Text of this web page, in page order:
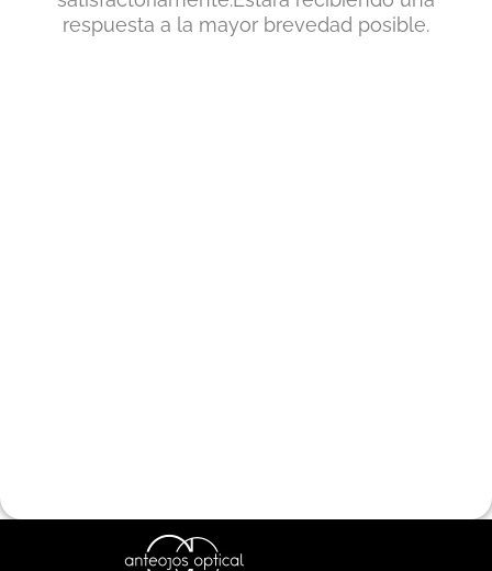
respuesta a la mayor brevedad posible.